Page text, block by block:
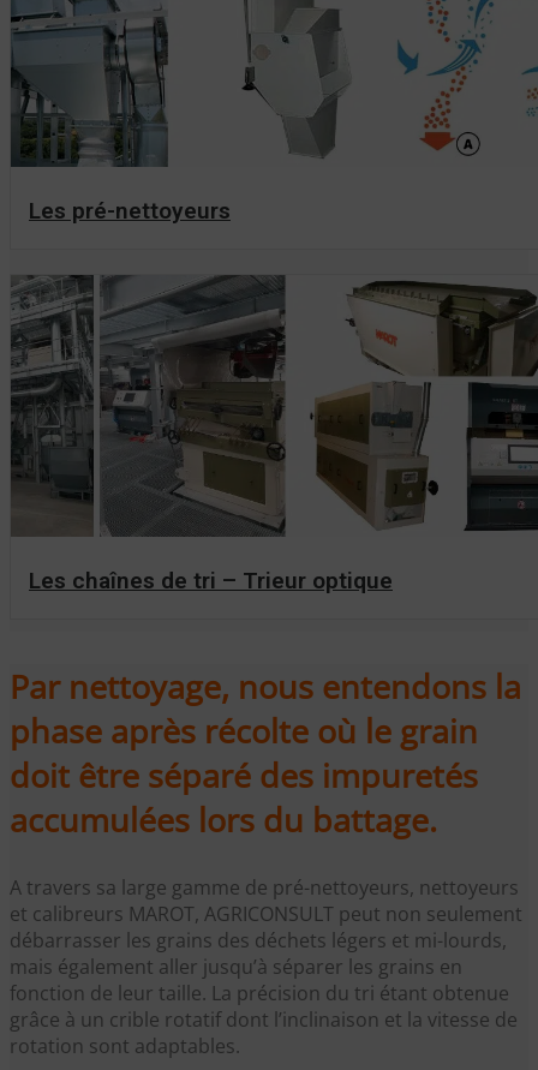
Les pré-nettoyeurs
Les chaînes de tri – Trieur optique
Par nettoyage, nous entendons la
phase après récolte où le grain
doit être séparé des impuretés
accumulées lors du battage.
A travers sa large gamme de pré-nettoyeurs, nettoyeurs
et calibreurs MAROT, AGRICONSULT peut non seulement
débarrasser les grains des déchets légers et mi-lourds,
mais également aller jusqu’à séparer les grains en
fonction de leur taille. La précision du tri étant obtenue
grâce à un crible rotatif dont l’inclinaison et la vitesse de
rotation sont adaptables.